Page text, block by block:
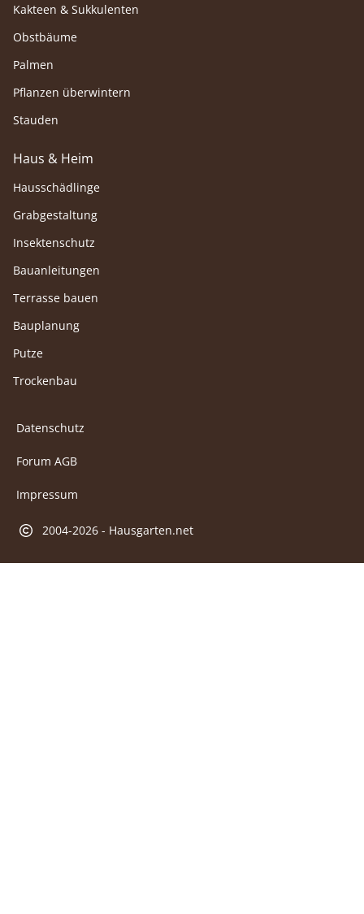
Kakteen & Sukkulenten
Obstbäume
Palmen
Pflanzen überwintern
Stauden
Haus & Heim
Hausschädlinge
Grabgestaltung
Insektenschutz
Bauanleitungen
Terrasse bauen
Bauplanung
Putze
Trockenbau
Datenschutz
Forum AGB
Impressum
2004-2026 - Hausgarten.net